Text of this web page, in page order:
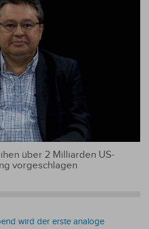
über 2 Milliarden US-
vorgeschlagen
wird der erste analoge